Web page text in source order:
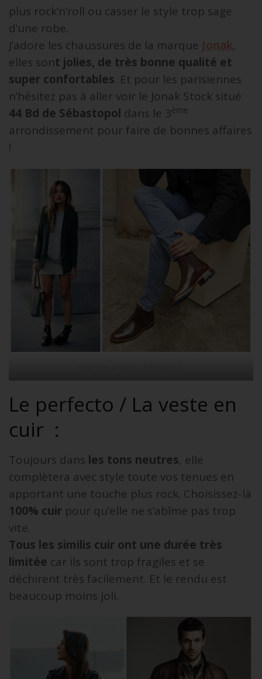
plus rock’n’roll ou casser le style trop sage
d’une robe.
J’adore les chaussures de la marque Jonak,
elles sont jolies, de très bonne qualité et
super confortables. Et pour les parisiennes
n’hésitez pas à aller voir le Jonak Stock situé
44 Bd de Sébastopol dans le 3ème
arrondissement pour faire de bonnes affaires
!
Le perfecto / La veste en
cuir :
Toujours dans les tons neutres, elle
complètera avec style toute vos tenues en
apportant une touche plus rock. Choisissez-là
100% cuir pour qu’elle ne s’abîme pas trop
vite.
Tous les similis cuir ont une durée très
limitée car ils sont trop fragiles et se
déchirent très facilement. Et le rendu est
beaucoup moins joli.